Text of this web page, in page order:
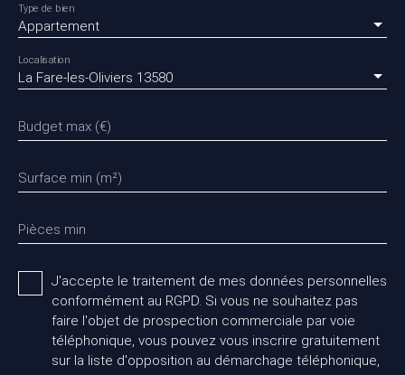
Appartement
Type de bien
La Fare-les-Oliviers 13580
Localisation
Budget max (€)
Surface min (m²)
Pièces min
J'accepte le traitement de mes données personnelles
conformément au RGPD. Si vous ne souhaitez pas
faire l'objet de prospection commerciale par voie
téléphonique, vous pouvez vous inscrire gratuitement
sur la liste d'opposition au démarchage téléphonique,